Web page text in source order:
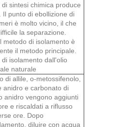
di sintesi chimica produce
Il punto di ebollizione di
è molto vicino, il che
la separazione.
metodo di isolamento è
il metodo principale.
di isolamento dall'olio
naturale
di allile, o-metossifenolo,
anidro e carbonato di
anidro vengono aggiunti
e riscaldati a riflusso
ore. Dopo
diluire con acqua